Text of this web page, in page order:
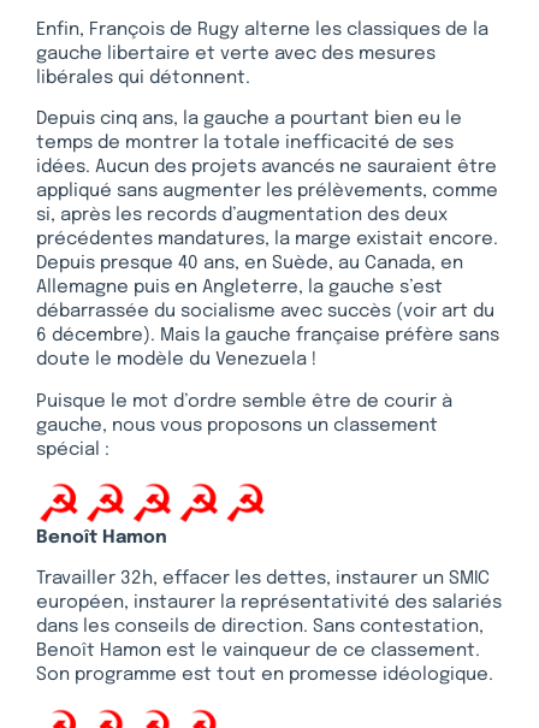
Enfin, François de Rugy alterne les classiques de la
gauche libertaire et verte avec des mesures
libérales qui détonnent.
Depuis cinq ans, la gauche a pourtant bien eu le
temps de montrer la totale inefficacité de ses
idées. Aucun des projets avancés ne sauraient être
appliqué sans augmenter les prélèvements, comme
si, après les records d’augmentation des deux
précédentes mandatures, la marge existait encore.
Depuis presque 40 ans, en Suède, au Canada, en
Allemagne puis en Angleterre, la gauche s’est
débarrassée du socialisme avec succès (voir art du
6 décembre). Mais la gauche française préfère sans
doute le modèle du Venezuela !
Puisque le mot d’ordre semble être de courir à
gauche, nous vous proposons un classement
spécial :
Benoît Hamon
Travailler 32h, effacer les dettes, instaurer un SMIC
européen, instaurer la représentativité des salariés
dans les conseils de direction. Sans contestation,
Benoît Hamon est le vainqueur de ce classement.
Son programme est tout en promesse idéologique.